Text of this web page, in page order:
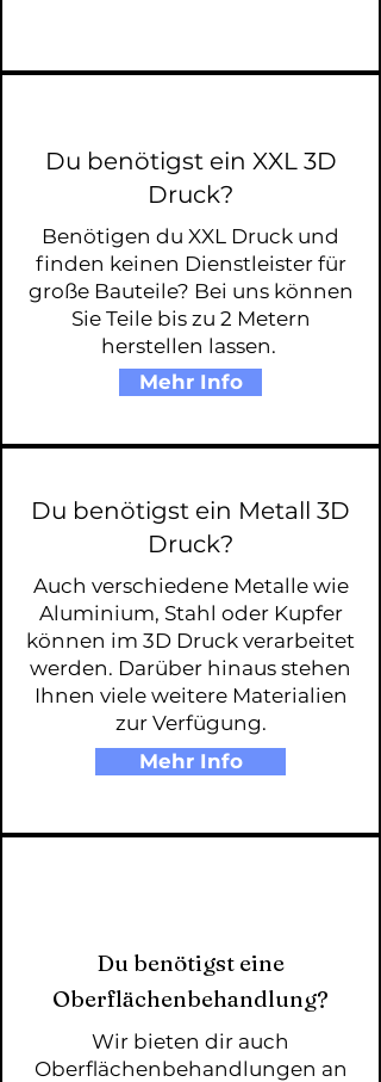
Du benötigst ein XXL 3D
Druck?
Benötigen du XXL Druck und
finden keinen Dienstleister für
große Bauteile? Bei uns können
Sie Teile bis zu 2 Metern
herstellen lassen.
Mehr Info
Du benötigst ein Metall 3D
Druck?
Auch verschiedene Metalle wie
Aluminium, Stahl oder Kupfer
können im 3D Druck verarbeitet
werden. Darüber hinaus stehen
Ihnen viele weitere Materialien
zur Verfügung.
Mehr Info
Du benötigst eine
Oberflächenbehandlung?
Wir bieten dir auch
Oberflächenbehandlungen an